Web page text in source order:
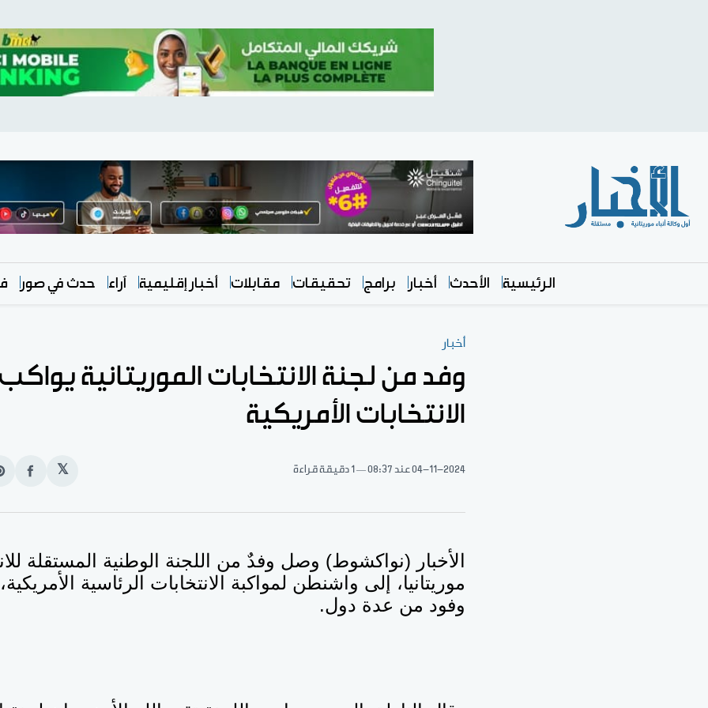
الرئيسية الأحدث أخبار برامج تحقيقات مقابلات أخبار إقليمية آراء حدث في صور
أخبار
وفد من لجنة الانتخابات الموريتانية
الانتخابات الأمريكية
04-11-2024عند 08:37 1 دقيقة قراءة 𝕏
انشر
الأخبار (نواكشوط) وصل وفدٌ من اللجنة الوطنية المستقلة
موريتانيا، إلى واشنطن لمواكبة الانتخابات الرئاسية
وفود من عدة دول.